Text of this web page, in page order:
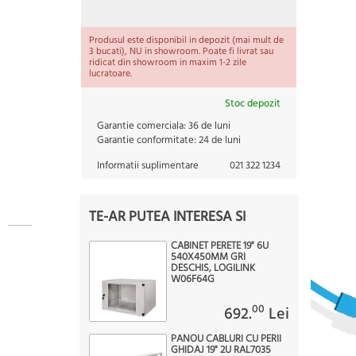
Produsul este disponibil in depozit (mai mult de
3 bucati), NU in showroom. Poate fi livrat sau
ridicat din showroom in maxim 1-2 zile
lucratoare.
Stoc depozit
Garantie comerciala:36 de luni
Garantie conformitate:24 de luni
Informatii suplimentare
021 322 1234
TE-AR PUTEA INTERESA SI
CABINET PERETE 19" 6U
540X450MM GRI
DESCHIS, LOGILINK
W06F64G
692.00 Lei
PANOU CABLURI CU PERII
GHIDAJ 19" 2U RAL7035